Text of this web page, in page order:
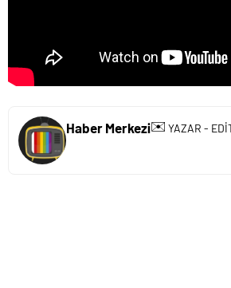
Haber Merkezi✉️ YAZAR -